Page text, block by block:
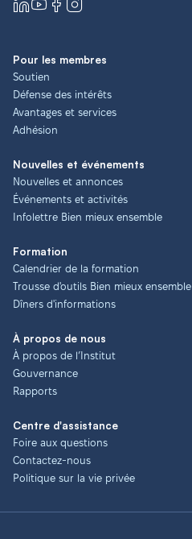
Pour les membres
Soutien
Défense des intérêts
Avantages et services
Adhésion
Nouvelles et événements
Nouvelles et annonces
Événements et activités
Infolettre Bien mieux ensemble
Formation
Calendrier de la formation
Trousse d'outils Bien mieux ensemble
Dîners d'informations
À propos de nous
À propos de l’Institut
Gouvernance
Rapports
Centre d'assistance
Foire aux questions
Contactez-nous
Politique sur la vie privée